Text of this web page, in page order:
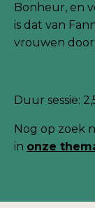
Bonheur, en
is dat van
vrouwen
Duur sessie:
Nog op zoek
in onze